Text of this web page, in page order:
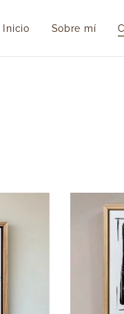
Inicio Sobre mí